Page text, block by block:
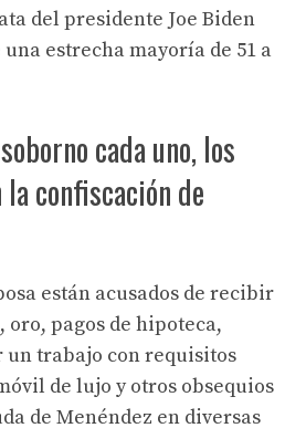
del presidente Joe Biden
estrecha mayoría de 51 a
cada uno, los
confiscación de
están acusados ​​de recibir
pagos de hipoteca,
un trabajo con requisitos
de lujo y otros obsequios
de Menéndez en diversas